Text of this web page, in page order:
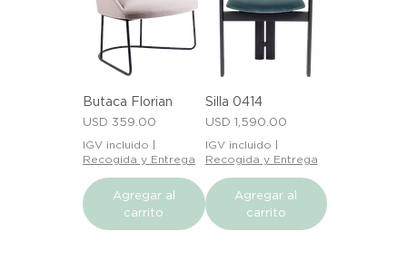
Butaca Florian
Precio
USD 359.00
IGV incluido |
Recogida y Entrega
Agregar al
carrito
Silla 0414
Precio
USD 1,590.00
IGV incluido |
Recogida y Entrega
Agregar al
carrito